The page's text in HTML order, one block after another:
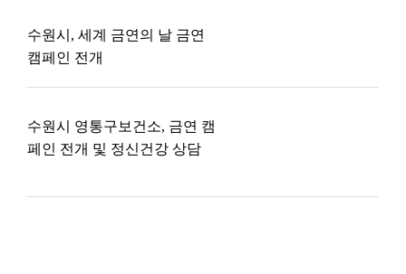
수원시, 세계 금연의 날 금연
캠페인 전개
수원시 영통구보건소, 금연 캠
페인 전개 및 정신건강 상담